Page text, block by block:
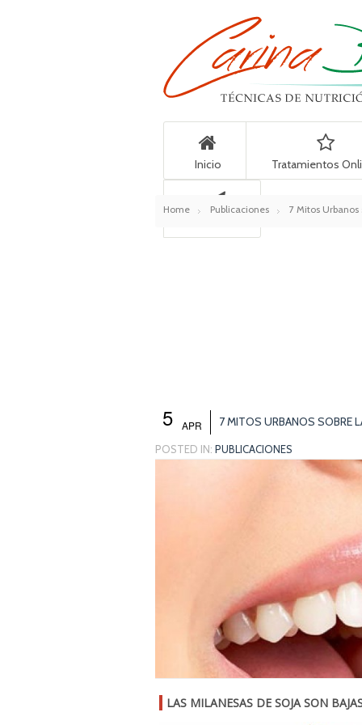
Inicio Tratamientos
Home Publicaciones 7 Mitos
5 APR 7 MITOS URBANOS SOBRE
POSTED IN: PUBLICACIONES
LAS MILANESAS DE SOJA SON